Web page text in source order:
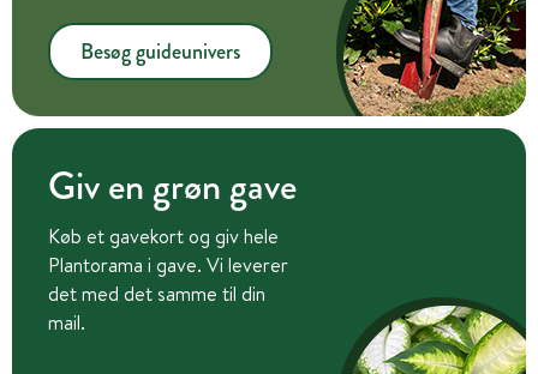
Besøg guideunivers
Giv en grøn gave
Køb et gavekort og giv hele
Plantorama i gave. Vi leverer
det med det samme til din
mail.